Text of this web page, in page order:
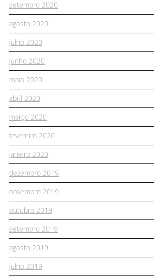
setembro 2020
agosto 2020
julho 2020
junho 2020
maio 2020
abril 2020
março 2020
fevereiro 2020
janeiro 2020
dezembro 2019
novembro 2019
outubro 2019
setembro 2019
agosto 2019
julho 2019